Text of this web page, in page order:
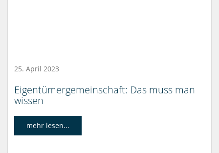
25. April 2023
Eigentümergemeinschaft: Das muss man
wissen
mehr lesen...